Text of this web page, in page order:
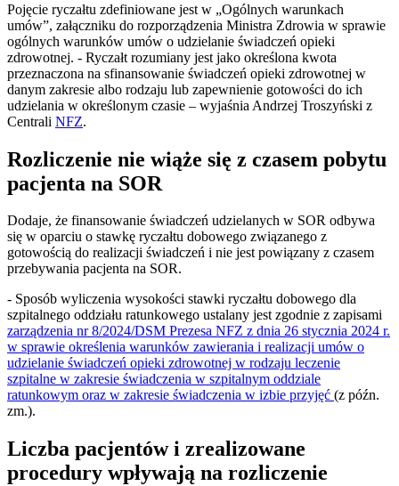
Pojęcie ryczałtu zdefiniowane jest w „Ogólnych warunkach
umów”, załączniku do rozporządzenia Ministra Zdrowia w sprawie
ogólnych warunków umów o udzielanie świadczeń opieki
zdrowotnej. - Ryczałt rozumiany jest jako określona kwota
przeznaczona na sfinansowanie świadczeń opieki zdrowotnej w
danym zakresie albo rodzaju lub zapewnienie gotowości do ich
udzielania w określonym czasie – wyjaśnia Andrzej Troszyński z
Centrali NFZ.
Rozliczenie nie wiąże się z czasem pobytu
pacjenta na SOR
Dodaje, że finansowanie świadczeń udzielanych w SOR odbywa
się w oparciu o stawkę ryczałtu dobowego związanego z
gotowością do realizacji świadczeń i nie jest powiązany z czasem
przebywania pacjenta na SOR.
- Sposób wyliczenia wysokości stawki ryczałtu dobowego dla
szpitalnego oddziału ratunkowego ustalany jest zgodnie z zapisami
zarządzenia nr 8/2024/DSM Prezesa NFZ z dnia 26 stycznia 2024 r.
w sprawie określenia warunków zawierania i realizacji umów o
udzielanie świadczeń opieki zdrowotnej w rodzaju leczenie
szpitalne w zakresie świadczenia w szpitalnym oddziale
ratunkowym oraz w zakresie świadczenia w izbie przyjęć (z późn.
zm.).
Liczba pacjentów i zrealizowane
procedury wpływają na rozliczenie